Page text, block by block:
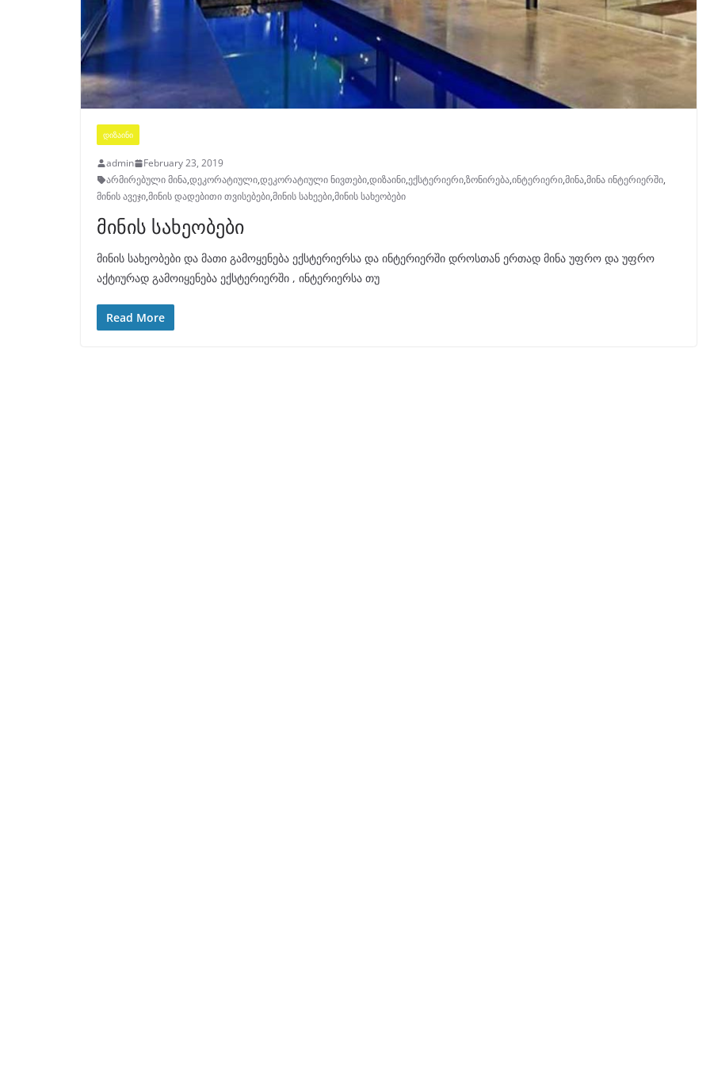
ᲓᲘᲖᲐᲘᲜᲘ
admin
February 23, 2019
არმირებული მინა,დეკორატიული,დეკორატიული ნივთები,დიზაინი,ექსტერიერი,ზონირება,ინტერიერი,მინა,მინა ინტერიერში,
მინის ავეჯი,მინის დადებითი თვისებები,მინის სახეები,მინის სახეობები
მინის სახეობები
მინის სახეობები და მათი გამოყენება ექსტერიერსა და ინტერიერში დროსთან ერთად მინა უფრო და უფრო
აქტიურად გამოიყენება ექსტერიერში , ინტერიერსა თუ
Read More